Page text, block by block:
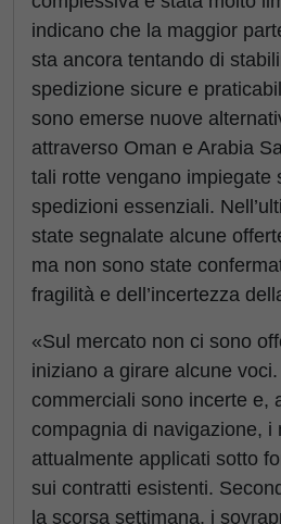
indicano che la maggior
sta ancora tentando di
spedizione sicure e
sono emerse nuove
attraverso Oman e Arabia
tali rotte vengano impiegate
spedizioni essenziali.
state segnalate alcune
ma non sono state
fragilità e dell’incertezza
«Sul mercato non ci sono
iniziano a girare alcune
commerciali sono incerte e,
compagnia di navigazione, i
attualmente applicati sotto
sui contratti esistenti.
la scorsa settimana, i